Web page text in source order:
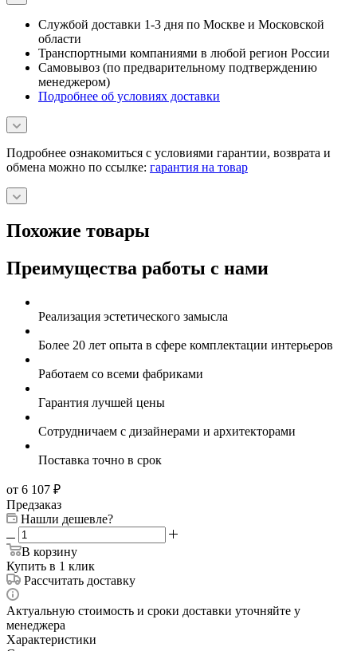
Службой доставки 1-3 дня по Москве и Московской
области
Транспортными компаниями в любой регион России
Самовывоз (по предварительному подтверждению
менеджером)
Подробнее об условиях доставки
Подробнее ознакомиться с условиями гарантии, возврата и
обмена можно по ссылке: гарантия на товар
Похожие товары
Преимущества работы с нами
Реализация эстетического замысла
Более 20 лет опыта в сфере комплектации интерьеров
Работаем со всеми фабриками
Гарантия лучшей цены
Сотрудничаем с дизайнерами и архитекторами
Поставка точно в срок
от 6 107 ₽
Предзаказ
Нашли дешевле?
В корзину
Купить в 1 клик
Рассчитать доставку
Актуальную стоимость и сроки доставки уточняйте у
менеджера
Характеристики